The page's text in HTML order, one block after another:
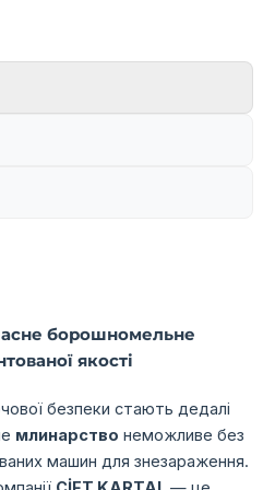
борошномельне
якості
безпеки стають дедалі
млинарство неможливе без
машин для знезараження.